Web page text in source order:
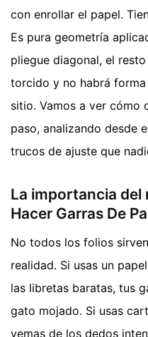
con enrollar el papel.
Es pura geometría
pliegue diagonal, el
torcido y no habrá forma
sitio. Vamos a ver cómo
paso, analizando desde
trucos de ajuste que
La importancia del
Hacer Garras De
No todos los folios
realidad. Si usas un
las libretas baratas, tus
gato mojado. Si usas
yemas de los dedos